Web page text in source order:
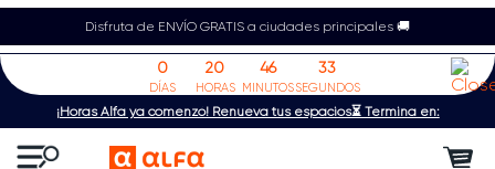
Disfruta de ENVÍO GRATIS a ciudades principales 🚚
¡Horas Alfa ya comenzó! Renueva tus espacios⏳ Termina en:
0
DÍAS
20
HORAS
46
MINUTOS
33
SEGUNDOS